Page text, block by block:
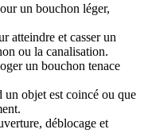
un bouchon léger,
atteindre et casser un
ou la canalisation.
un bouchon tenace
un objet est coincé ou que
déblocage et